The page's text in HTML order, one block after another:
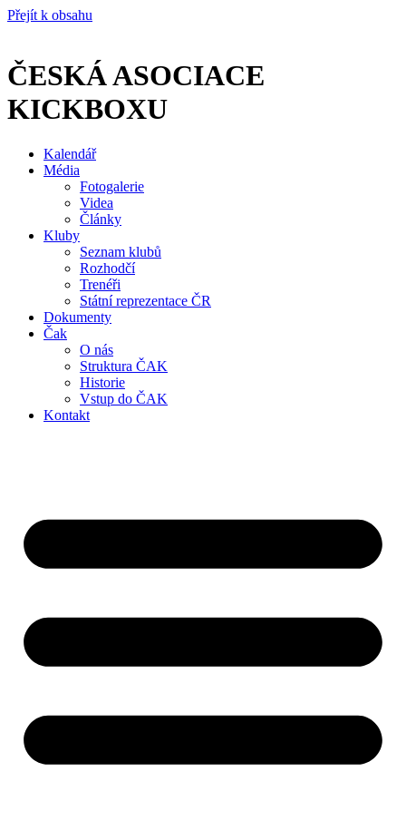
Přejít k obsahu
ČESKÁ ASOCIACE
KICKBOXU
Kalendář
Média
Fotogalerie
Videa
Články
Kluby
Seznam klubů
Rozhodčí
Trenéři
Státní reprezentace ČR
Dokumenty
Čak
O nás
Struktura ČAK
Historie
Vstup do ČAK
Kontakt